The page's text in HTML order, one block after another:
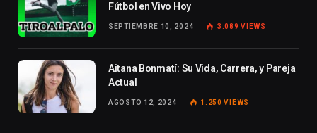
Fútbol en Vivo Hoy
SEPTIEMBRE 10, 2024 3.089VIEWS
Aitana Bonmatí: Su Vida, Carrera, y Pareja
Actual
AGOSTO 12, 2024 1.250VIEWS